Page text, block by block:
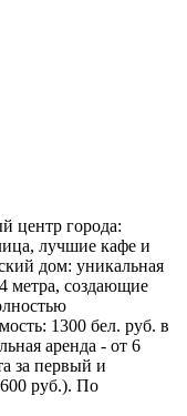
центр города:
лучшие кафе и
дом: уникальная
метра, создающие
1300 бел. руб. в
аренда - от 6
за первый и
руб.). По